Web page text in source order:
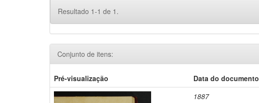
Resultado 1-1 de 1.
Conjunto de itens:
Pré-visualização Data do documento
1887